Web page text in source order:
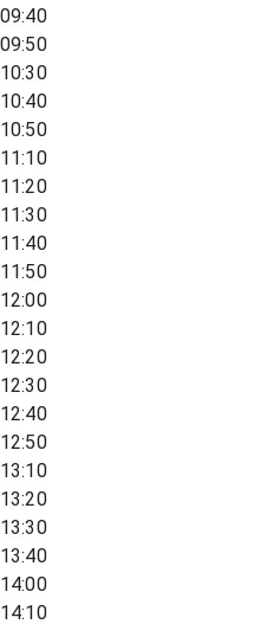
09:40
09:50
10:30
10:40
10:50
11:10
11:20
11:30
11:40
11:50
12:00
12:10
12:20
12:30
12:40
12:50
13:10
13:20
13:30
13:40
14:00
14:10